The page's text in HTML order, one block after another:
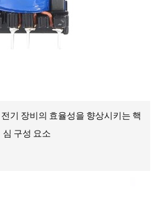
기 장비의 효율성을 향상시키는 핵
심 구성 요소